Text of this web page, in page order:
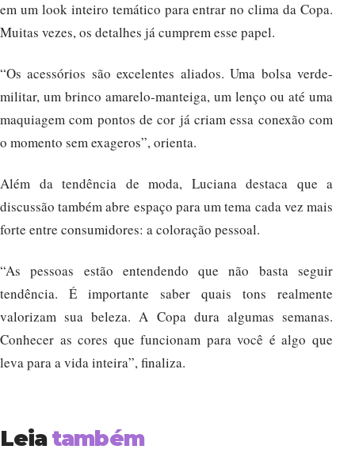
em um look inteiro temático para entrar no clima da Copa.
Muitas vezes, os detalhes já cumprem esse papel.
“Os acessórios são excelentes aliados. Uma bolsa verde-
militar, um brinco amarelo-manteiga, um lenço ou até uma
maquiagem com pontos de cor já criam essa conexão com
o momento sem exageros”, orienta.
Além da tendência de moda, Luciana destaca que a
discussão também abre espaço para um tema cada vez mais
forte entre consumidores: a coloração pessoal.
“As pessoas estão entendendo que não basta seguir
tendência. É importante saber quais tons realmente
valorizam sua beleza. A Copa dura algumas semanas.
Conhecer as cores que funcionam para você é algo que
leva para a vida inteira”, finaliza.
Leiatambém